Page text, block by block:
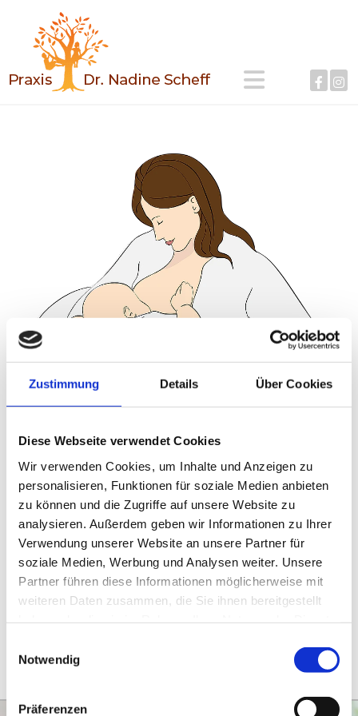
Zustimmung Details Über Cookies
Diese Webseite verwendet Cookies
Wir verwenden Cookies, um Inhalte und Anzeigen zu
personalisieren, Funktionen für soziale Medien anbieten
zu können und die Zugriffe auf unsere Website zu
analysieren. Außerdem geben wir Informationen zu Ihrer
Verwendung unserer Website an unsere Partner für
soziale Medien, Werbung und Analysen weiter. Unsere
Partner führen diese Informationen möglicherweise mit
weiteren Daten zusammen, die Sie ihnen bereitgestellt
Notwendig
Präferenzen
Stillberatung
Zu Ihrer Information: Die Möglichkeit für eine
Stillberatung in unserer Praxis besteht für alle
Interessierten, nicht nur für unsere Patient:innen.